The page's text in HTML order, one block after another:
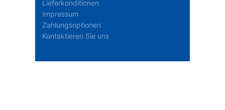
Fahrer-Shorts mit Stretcheinsätzen
MCS100200746
CHF 82.44